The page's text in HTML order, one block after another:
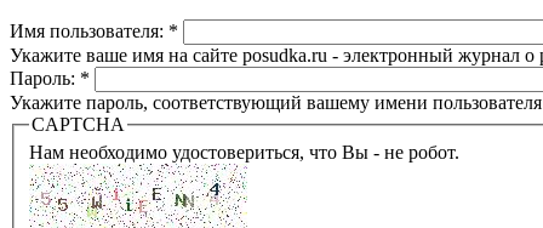
Имя пользователя: *
Укажите ваше имя на сайте posudka.ru - электронный журнал
Пароль: *
Укажите пароль, соответствующий вашему имени
CAPTCHA
Нам необходимо удостовериться, что Вы - не робот.